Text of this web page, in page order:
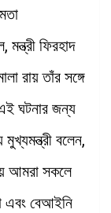
ফিরহাদ
রায় তাঁর সঙ্গে
ঘটনার জন্য
বলেন,
আমরা সকলে
এবং বেআইনি